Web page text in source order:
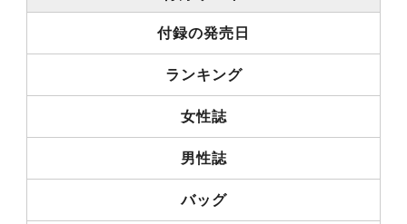
付録の発売日
ランキング
女性誌
男性誌
バッグ